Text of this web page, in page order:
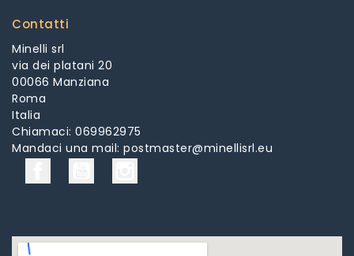
Contatti
Minelli srl
via dei platani 20
00066 Manziana
Roma
Italia
Chiamaci: 069962975
Mandaci una mail: postmaster@minellisrl.eu